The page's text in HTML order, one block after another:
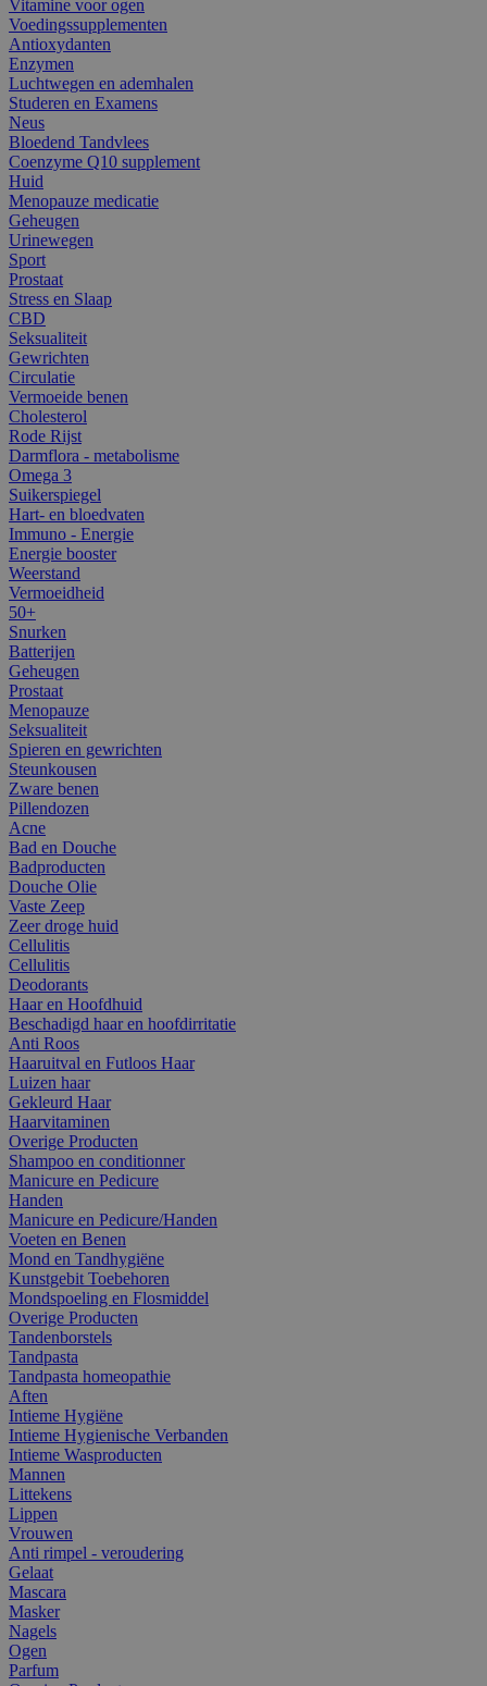
Vitamine voor ogen
Voedingssupplementen
Antioxydanten
Enzymen
Luchtwegen en ademhalen
Studeren en Examens
Neus
Bloedend Tandvlees
Coenzyme Q10 supplement
Huid
Menopauze medicatie
Geheugen
Urinewegen
Sport
Prostaat
Stress en Slaap
CBD
Seksualiteit
Gewrichten
Circulatie
Vermoeide benen
Cholesterol
Rode Rijst
Darmflora - metabolisme
Omega 3
Suikerspiegel
Hart- en bloedvaten
Immuno - Energie
Energie booster
Weerstand
Vermoeidheid
50+
Snurken
Batterijen
Geheugen
Prostaat
Menopauze
Seksualiteit
Spieren en gewrichten
Steunkousen
Zware benen
Pillendozen
Acne
Bad en Douche
Badproducten
Douche Olie
Vaste Zeep
Zeer droge huid
Cellulitis
Cellulitis
Deodorants
Haar en Hoofdhuid
Beschadigd haar en hoofdirritatie
Anti Roos
Haaruitval en Futloos Haar
Luizen haar
Gekleurd Haar
Haarvitaminen
Overige Producten
Shampoo en conditionner
Manicure en Pedicure
Handen
Manicure en Pedicure/Handen
Voeten en Benen
Mond en Tandhygiëne
Kunstgebit Toebehoren
Mondspoeling en Flosmiddel
Overige Producten
Tandenborstels
Tandpasta
Tandpasta homeopathie
Aften
Intieme Hygiëne
Intieme Hygienische Verbanden
Intieme Wasproducten
Mannen
Littekens
Lippen
Vrouwen
Anti rimpel - veroudering
Gelaat
Mascara
Masker
Nagels
Ogen
Parfum